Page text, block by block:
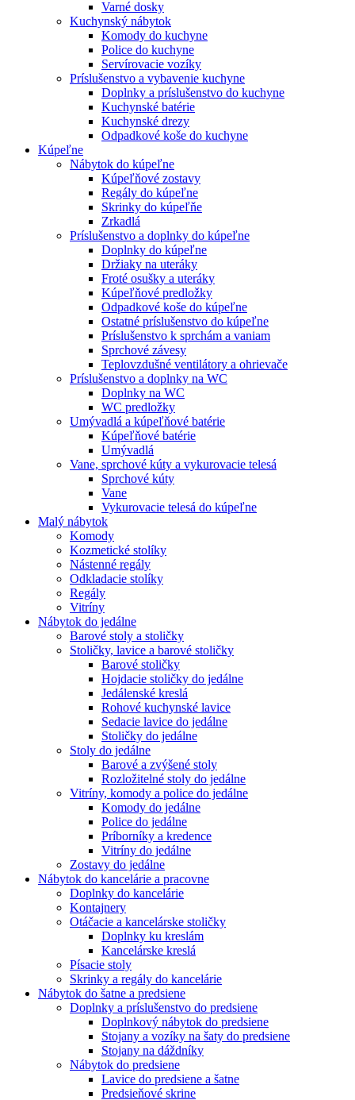
Varné dosky
Kuchynský nábytok
Komody do kuchyne
Police do kuchyne
Servírovacie vozíky
Príslušenstvo a vybavenie kuchyne
Doplnky a príslušenstvo do kuchyne
Kuchynské batérie
Kuchynské drezy
Odpadkové koše do kuchyne
Kúpeľne
Nábytok do kúpeľne
Kúpeľňové zostavy
Regály do kúpeľne
Skrinky do kúpeľňe
Zrkadlá
Príslušenstvo a doplnky do kúpeľne
Doplnky do kúpeľne
Držiaky na uteráky
Froté osušky a uteráky
Kúpeľňové predložky
Odpadkové koše do kúpeľne
Ostatné príslušenstvo do kúpeľne
Príslušenstvo k sprchám a vaniam
Sprchové závesy
Teplovzdušné ventilátory a ohrievače
Príslušenstvo a doplnky na WC
Doplnky na WC
WC predložky
Umývadlá a kúpeľňové batérie
Kúpeľňové batérie
Umývadlá
Vane, sprchové kúty a vykurovacie telesá
Sprchové kúty
Vane
Vykurovacie telesá do kúpeľne
Malý nábytok
Komody
Kozmetické stolíky
Nástenné regály
Odkladacie stolíky
Regály
Vitríny
Nábytok do jedálne
Barové stoly a stoličky
Stoličky, lavice a barové stoličky
Barové stoličky
Hojdacie stoličky do jedálne
Jedálenské kreslá
Rohové kuchynské lavice
Sedacie lavice do jedálne
Stoličky do jedálne
Stoly do jedálne
Barové a zvýšené stoly
Rozložitelné stoly do jedálne
Vitríny, komody a police do jedálne
Komody do jedálne
Police do jedálne
Príborníky a kredence
Vitríny do jedálne
Zostavy do jedálne
Nábytok do kancelárie a pracovne
Doplnky do kancelárie
Kontajnery
Otáčacie a kancelárske stoličky
Doplnky ku kreslám
Kancelárske kreslá
Písacie stoly
Skrinky a regály do kancelárie
Nábytok do šatne a predsiene
Doplnky a príslušenstvo do predsiene
Doplnkový nábytok do predsiene
Stojany a vozíky na šaty do predsiene
Stojany na dáždníky
Nábytok do predsiene
Lavice do predsiene a šatne
Predsieňové skrine